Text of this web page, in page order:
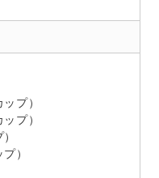
プ）
プ）
）